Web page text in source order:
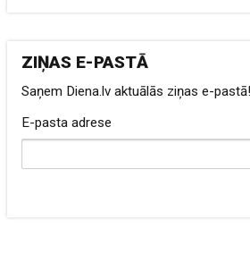
ZIŅAS E-PASTĀ
Saņem Diena.lv aktuālās ziņas e-pastā!
E-pasta adrese